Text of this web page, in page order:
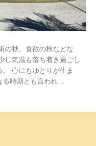
の秋、食欲の秋などな
し気温も落ち着き過ごし
心にもゆとりが生ま
る時期とも言われ…